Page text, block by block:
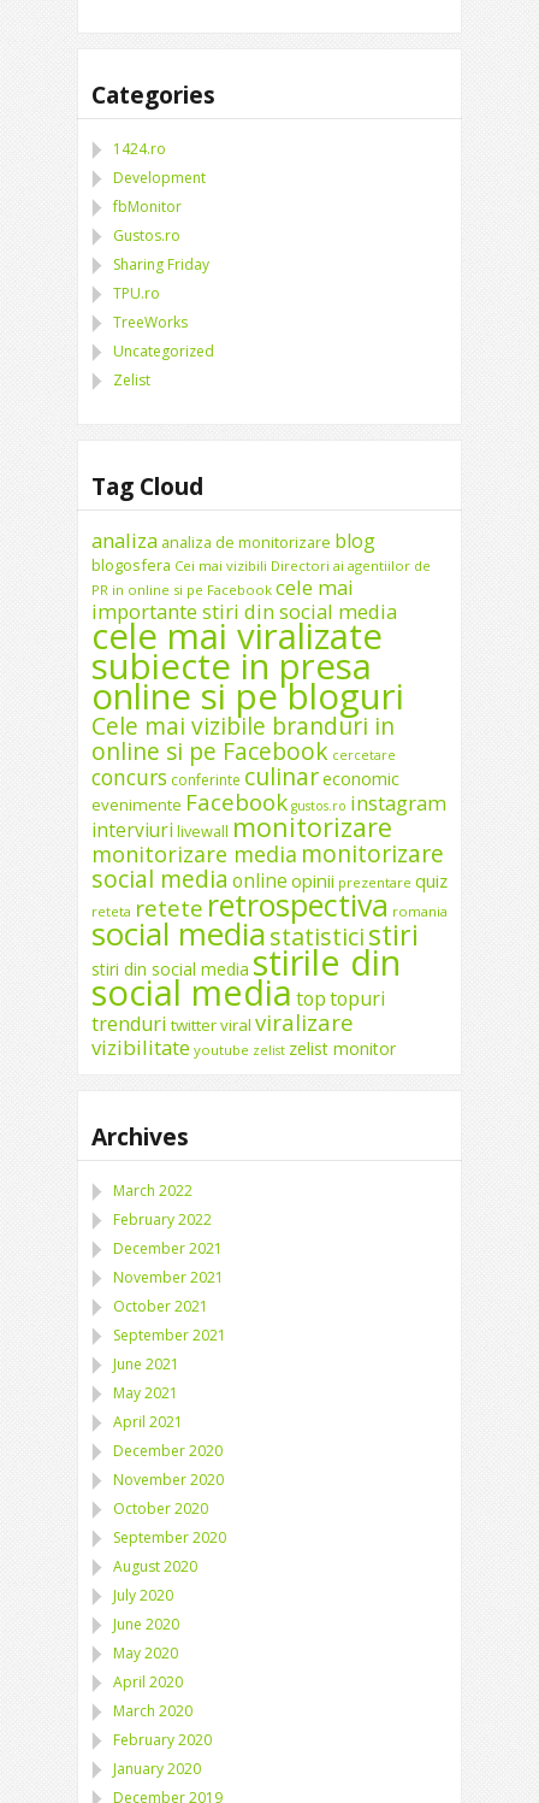
Categories
1424.ro
Development
fbMonitor
Gustos.ro
Sharing Friday
TPU.ro
TreeWorks
Uncategorized
Zelist
Tag Cloud
analiza analiza de monitorizare blog
blogosfera Cei mai vizibili Directori ai agentiilor de
PR in online si pe Facebook cele mai
importante stiri din social media
cele mai viralizate
subiecte in presa
online si pe bloguri
Cele mai vizibile branduri in
online si pe Facebook cercetare
concurs conferinte culinareconomic
evenimente Facebook gustos.ro instagram
interviuri livewall monitorizare
monitorizare media monitorizare
social media online opinii prezentare quiz
reteta retete retrospectiva romania
social mediastatisticistiri
stiri din social media stirile din
social media toptopuri
trenduri twitterviral viralizare
vizibilitate youtube zelist zelist monitor
Archives
March 2022
February 2022
December 2021
November 2021
October 2021
September 2021
June 2021
May 2021
April 2021
December 2020
November 2020
October 2020
September 2020
August 2020
July 2020
June 2020
May 2020
April 2020
March 2020
February 2020
January 2020
December 2019